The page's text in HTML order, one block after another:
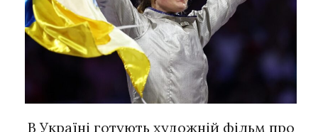
В Україні готують художній фільм про